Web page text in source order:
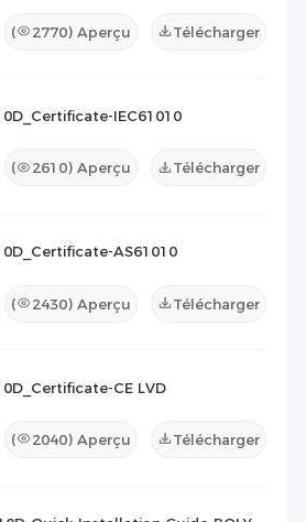
(0) Autres(0)
( 2770) Aperçu Télécharger
IEC61010
( 2610) Aperçu Télécharger
AS61010
( 2430) Aperçu Télécharger
CE LVD
( 2040) Aperçu Télécharger